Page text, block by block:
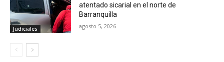
Judiciales
atentado sicarial en el norte de
Barranquilla
agosto 5, 2026